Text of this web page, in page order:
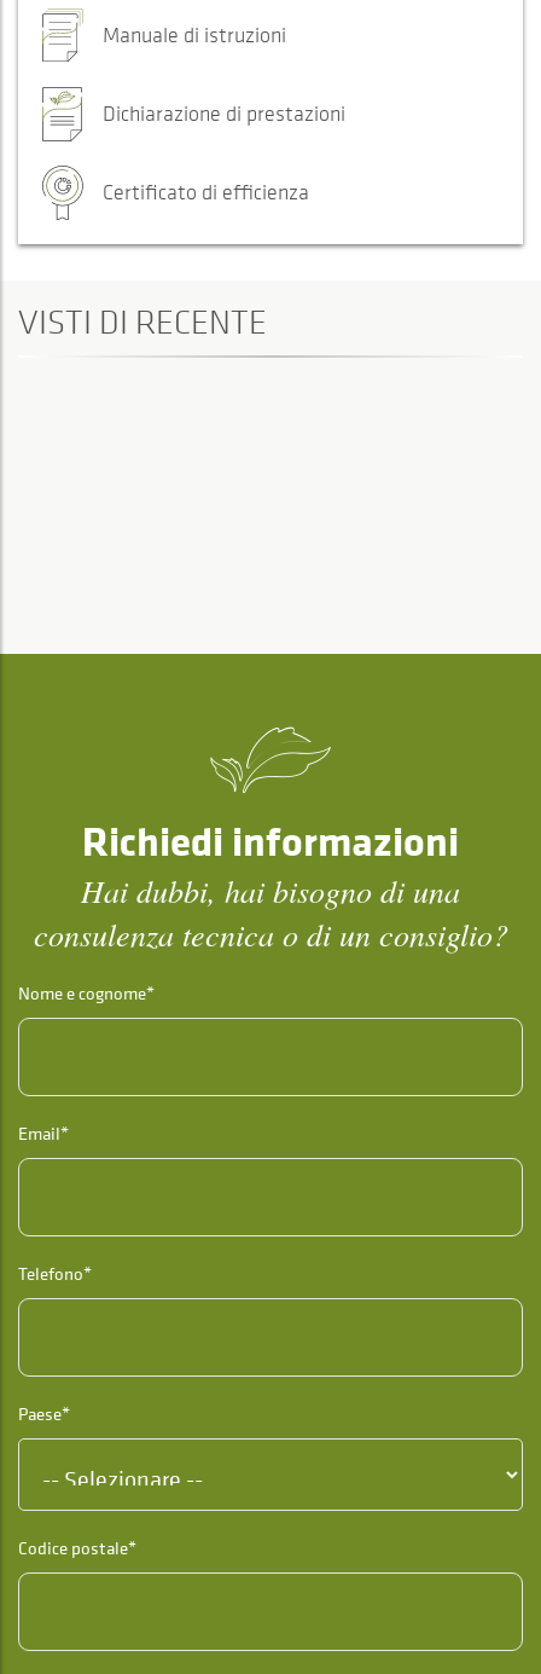
Manuale di istruzioni
Dichiarazione di prestazioni
Certificato di efficienza
VISTI DI RECENTE
Richiedi informazioni
Hai dubbi, hai bisogno di una
consulenza tecnica o di un consiglio?
Nome e cognome*
Email*
Telefono*
Paese*
Codice postale*